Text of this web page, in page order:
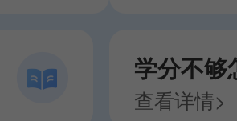
学分不够
查看详情>